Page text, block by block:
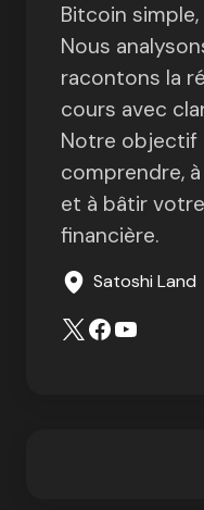
Bitcoin
Nous
racontons la
cours avec
Notre objectif
comprendre,
et à bâtir
financière.
Satoshi Land